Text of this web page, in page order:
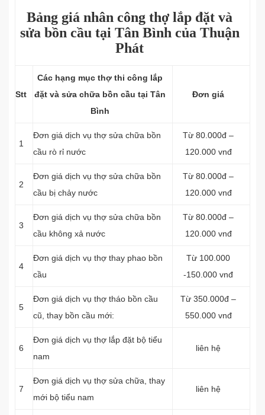
Bảng giá nhân công thợ lắp đặt và
sửa bồn cầu tại Tân Bình của Thuận
Phát
Stt
Các hạng mục thợ thi công lắp
đặt và sửa chữa bồn cầu tại Tân
Bình
Đơn giá
1
Đơn giá dịch vụ thợ sửa chữa bồn
cầu rò rỉ nước
Từ 80.000đ –
120.000 vnđ
2
Đơn giá dịch vụ thợ sửa chữa bồn
cầu bị chảy nước
Từ 80.000đ –
120.000 vnđ
3
Đơn giá dịch vụ thợ sửa chữa bồn
cầu không xả nước
Từ 80.000đ –
120.000 vnđ
4
Đơn giá dịch vụ thợ thay phao bồn
cầu
Từ 100.000
-150.000 vnđ
5
Đơn giá dịch vụ thợ tháo bồn cầu
cũ, thay bồn cầu mới:
Từ 350.000đ –
550.000 vnđ
6
Đơn giá dịch vụ thợ lắp đặt bộ tiểu
nam
liên hệ
7
Đơn giá dịch vụ thợ sửa chữa, thay
mới bộ tiểu nam
liên hệ